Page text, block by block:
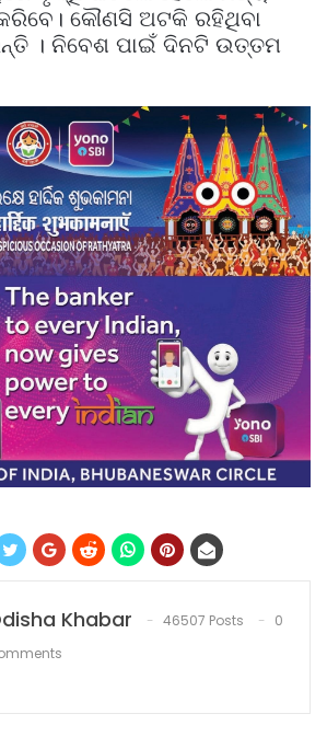
କୌଣସି ଅଟକି ରହିଥିବା
। ନିବେଶ ପାଇଁ ଦିନଟି ଉତ୍ତମ
Khabar 46507 Posts
0